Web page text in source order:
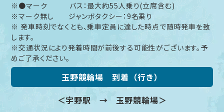
※●マーク バス：最大約55人乗り(立席含む)
※マーク無し ジャンボタクシー：9名乗り
※ 発車時刻でなくとも、乗車定員に達した時点で随時発車を致
します。
※交通状況により発着時間が前後する可能性がございます。予
めご了承ください。
玉野競輪場 到着（行き）
＜宇野駅 → 玉野競輪場＞